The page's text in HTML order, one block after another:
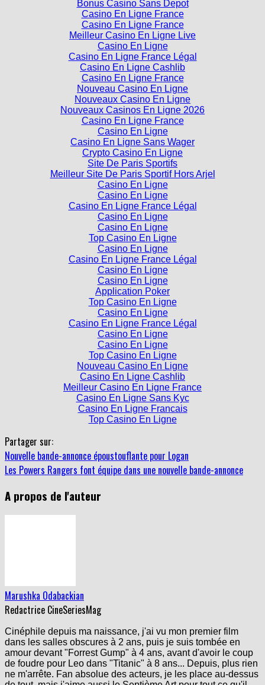
Bonus Casino Sans Depot
Casino En Ligne France
Casino En Ligne France
Meilleur Casino En Ligne Live
Casino En Ligne
Casino En Ligne France Légal
Casino En Ligne Cashlib
Casino En Ligne France
Nouveau Casino En Ligne
Nouveaux Casino En Ligne
Nouveaux Casinos En Ligne 2026
Casino En Ligne France
Casino En Ligne
Casino En Ligne Sans Wager
Crypto Casino En Ligne
Site De Paris Sportifs
Meilleur Site De Paris Sportif Hors Arjel
Casino En Ligne
Casino En Ligne
Casino En Ligne France Légal
Casino En Ligne
Casino En Ligne
Top Casino En Ligne
Casino En Ligne
Casino En Ligne France Légal
Casino En Ligne
Casino En Ligne
Application Poker
Top Casino En Ligne
Casino En Ligne
Casino En Ligne France Légal
Casino En Ligne
Casino En Ligne
Top Casino En Ligne
Nouveau Casino En Ligne
Casino En Ligne Cashlib
Meilleur Casino En Ligne France
Casino En Ligne Sans Kyc
Casino En Ligne Francais
Top Casino En Ligne
Partager sur:
Nouvelle bande-annonce époustouflante pour Logan
Les Powers Rangers font équipe dans une nouvelle bande-annonce
A propos de l'auteur
Marushka Odabackian
Redactrice CineSeriesMag
Cinéphile depuis ma naissance, j'ai vu mon premier film
dans les salles obscures à 2 ans, puis je suis tombée en
amour devant "Forrest Gump" à 4 ans, avant d'avoir le coup
de foudre pour Leo dans "Titanic" à 8 ans... Depuis, plus rien
ne m'arrête. Fan absolue des acteurs, je les place au-dessus